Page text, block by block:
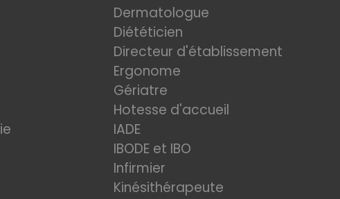
Dermatologue
Diététicien
Directeur d'établissement
Ergonome
Gériatre
Hotesse d'accueil
IADE
IBODE et IBO
Infirmier
Kinésithérapeute